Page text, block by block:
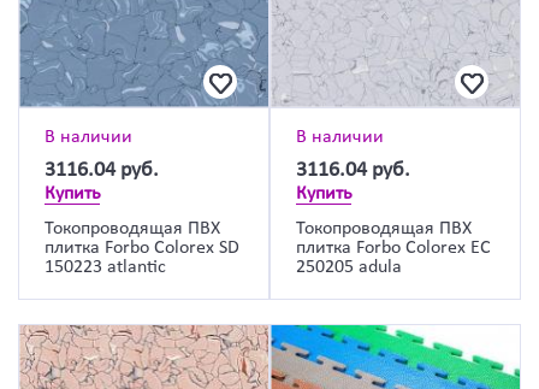
В наличии
3116.04 руб.
Купить
Токопроводящая ПВХ
плитка Forbo Colorex SD
150223 atlantic
В наличии
3116.04 руб.
Купить
Токопроводящая ПВХ
плитка Forbo Colorex EC
250205 adula